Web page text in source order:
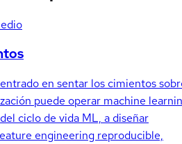
en sentar los cimientos
puede operar machine
ciclo de vida ML, a diseñar
engineering reproducible,